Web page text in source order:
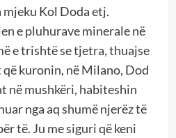
Kol Doda etj.
e pluhurave minerale në
e trishtë se tjetra, thuajse
kuronin, në Milano, Dod
në mushkëri, habiteshin
nga aq shumë njerëz të
të. Ju me siguri që keni